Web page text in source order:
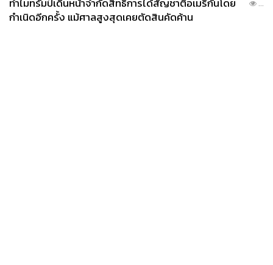
ทำไมทรัมป์เดินหน้าจำกัดสิทธิการได้สัญชาติอเมริกันโดย
กำเนิดอีกครั้ง แม้ศาลสูงสุดเคยตัดสินคัดค้าน
...